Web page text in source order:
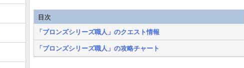
目次
「ブロンズシリーズ職人」のクエスト情報
「ブロンズシリーズ職人」の攻略チャート